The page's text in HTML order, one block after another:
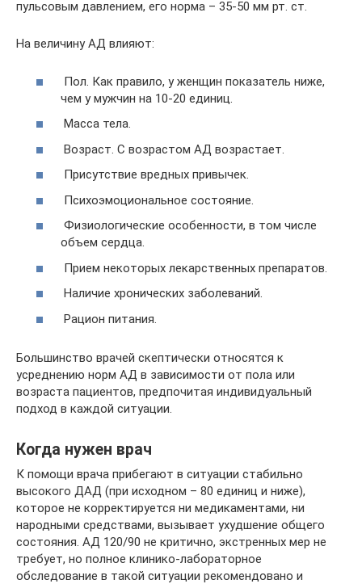
пульсовым давлением, его норма – 35-50 мм рт. ст.
На величину АД влияют:
Пол. Как правило, у женщин показатель ниже,
чем у мужчин на 10-20 единиц.
Масса тела.
Возраст. С возрастом АД возрастает.
Присутствие вредных привычек.
Психоэмоциональное состояние.
Физиологические особенности, в том числе
объем сердца.
Прием некоторых лекарственных препаратов.
Наличие хронических заболеваний.
Рацион питания.
Большинство врачей скептически относятся к
усреднению норм АД в зависимости от пола или
возраста пациентов, предпочитая индивидуальный
подход в каждой ситуации.
Когда нужен врач
К помощи врача прибегают в ситуации стабильно
высокого ДАД (при исходном – 80 единиц и ниже),
которое не корректируется ни медикаментами, ни
народными средствами, вызывает ухудшение общего
состояния. АД 120/90 не критично, экстренных мер не
требует, но полное клинико-лабораторное
обследование в такой ситуации рекомендовано и